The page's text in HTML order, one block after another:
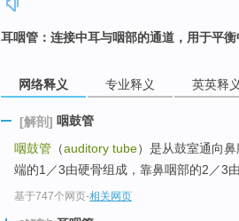
耳咽管：连接中耳与咽部的通道，用于平衡
网络释义 专业释义 英英释义
[解剖] 咽鼓管
咽鼓管 （auditory tube）是从鼓室通向
端的1／3由硬骨组成，靠鼻咽部的2／3由
基于747个网页-相关网页